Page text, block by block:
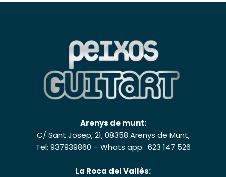
Arenys de munt:
C/ Sant Josep, 21, 08358 Arenys de Munt,
Tel: 937939860 – Whats app: 623 147 526
La Roca del Vallès: